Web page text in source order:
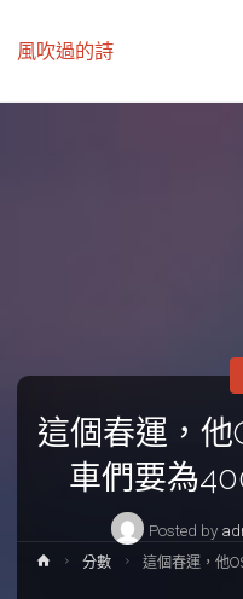
風吹過的詩
這個春運，他
車們要為
Posted by
Home分數
這個春運，他